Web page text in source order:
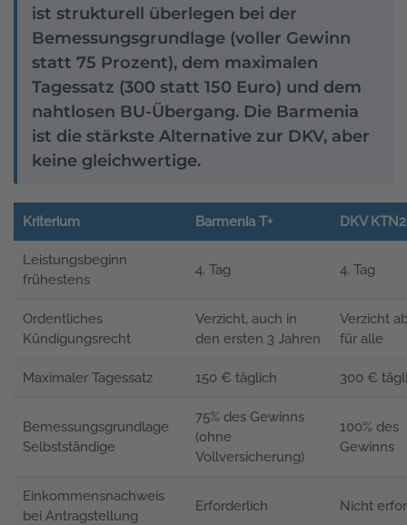
ist strukturell überlegen bei der
Bemessungsgrundlage (voller Gewinn
statt 75 Prozent), dem maximalen
Tagessatz (300 statt 150 Euro) und dem
nahtlosen BU-Übergang. Die Barmenia
ist die stärkste Alternative zur DKV, aber
keine gleichwertige.
Kriterium Barmenia T+ DKV KTN2
Leistungsbeginn
frühestens
4. Tag 4. Tag
Ordentliches
Kündigungsrecht
Verzicht, auch in
den ersten 3 Jahren
Verzicht
für alle
Maximaler Tagessatz 150 € täglich 300 €
Bemessungsgrundlage
Selbstständige
75% des Gewinns
(ohne
Vollversicherung)
100% des
Gewinns
Einkommensnachweis
bei Antragstellung
Erforderlich Nicht